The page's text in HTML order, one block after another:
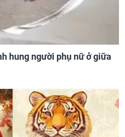
hung người phụ nữ ở giữa